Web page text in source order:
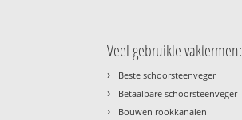
Veel gebruikte vaktermen:
› Beste schoorsteenveger
› Betaalbare schoorsteenveger
› Bouwen rookkanalen